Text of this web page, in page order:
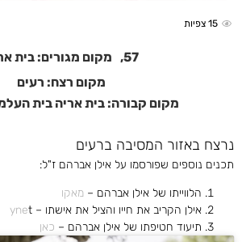
15 צפיות
57,
מקום מגורים: בית
מקום רצח: רעים
מקום קבורה: בית אריה בית
נרצח באזור המסיבה ברעים
תכנים נוספים שפורסמו על אילן אברהם ז"ל:
הלווייתו של אילן אברהם – מאקו
אילן הקריב את חייו והציל את אישתו –
ynet
תיעוד חטיפתו של אילן אברהם – כאן